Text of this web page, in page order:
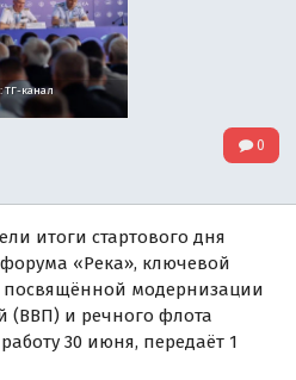
ТГ-канал
0
итоги стартового дня
«Река», ключевой
модернизации
(ВВП) и речного флота
30 июня, передаёт 1